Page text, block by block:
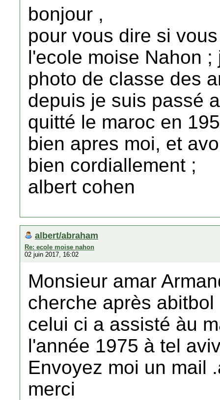
bonjour ,
pour vous dire si
l'ecole moise Nahon
photo de classe des
depuis je suis passé
quitté le maroc en
bien apres moi, et
bien cordiallement ;
albert cohen
albert/abraham
Re: ecole moise nahon
02 juin 2017, 16:02
Monsieur amar
cherche après
celui ci a assisté àu
l'année 1975 à tel
Envoyez moi un mail
merci